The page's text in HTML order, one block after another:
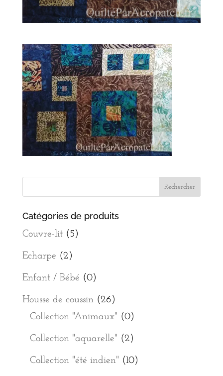
Catégories de produits
Couvre-lit (5)
Echarpe (2)
Enfant / Bébé (0)
Housse de coussin (26)
Collection "Animaux" (0)
Collection "aquarelle" (2)
Collection "été indien" (10)